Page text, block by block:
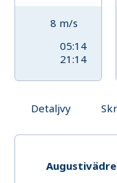
8 m/s
05:14
21:14
Detaljvy